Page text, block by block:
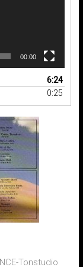
00:00
6:24
0:25
Tonstudio